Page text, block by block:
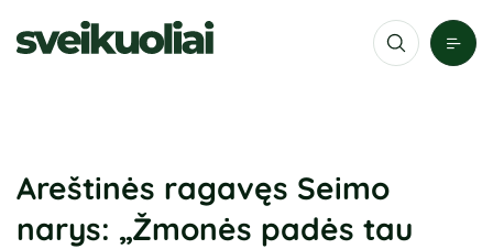
Areštinės ragavęs Seimo
narys: „Žmonės padės tau